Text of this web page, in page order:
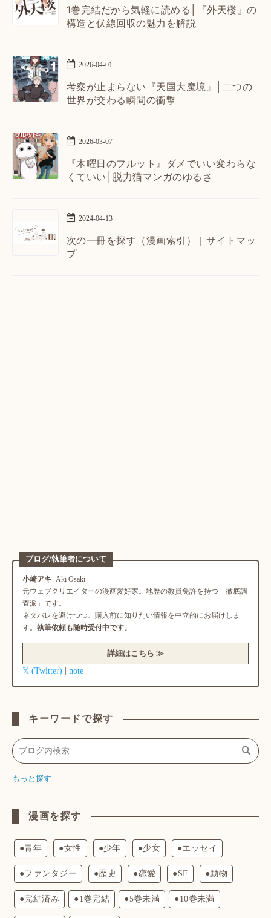
1巻完結だから気軽に読める│『外天楼』の
構造と伏線回収の魅力を解説
2026-04-01
考察が止まらない『天国大魔境』│二つの
世界が交わる瞬間の衝撃
2026-03-07
『木曜日のフルット』ダメでいい変わらな
くていい│脱力猫マンガのゆるさ
2024-04-13
次の一冊を探す（漫画索引）｜サイトマッ
プ
ブログ/執筆者について
小崎アキ- Aki Osaki
元ウェブクリエイターの漫画愛好家。地歴の教員免許を持つ「徹底調
査派」です。
ネタバレを避けつつ、購入前に知りたい情報を中立的にお届けしま
す。 執筆依頼も随時受付中です。
詳細はこちら ≫
𝕏 (Twitter) note
キーワードで探す
もっと探す
漫画を探す
●青年 ●女性 ●少年 ●少女 ●エッセイ
●ファンタジー ●歴史 ●恋愛 ●SF ●動物
●完結済み ●1巻完結 ●5巻未満 ●10巻未満